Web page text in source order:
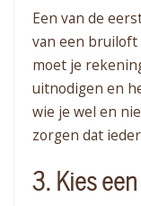
Een van de
van een bruiloft
moet je
uitnodigen en
wie je wel en
zorgen dat
3. Kies